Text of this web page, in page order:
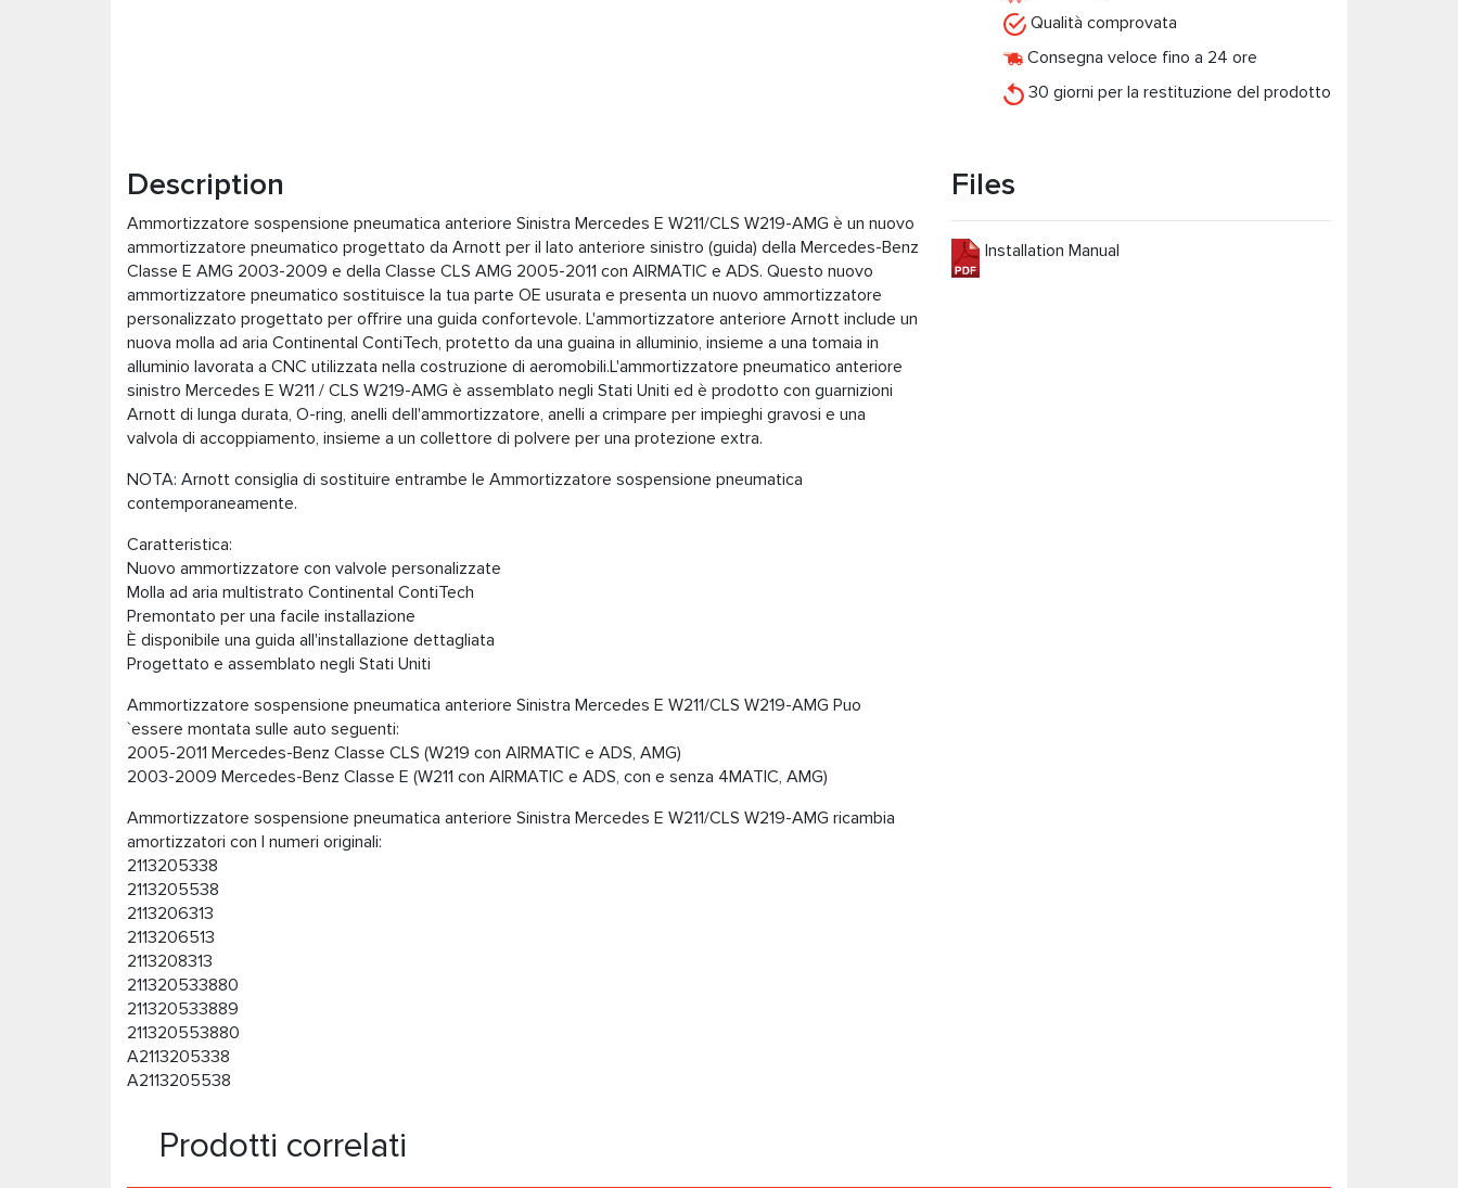
Qualità comprovata
Consegna veloce fino a 24 ore
30 giorni per la restituzione del prodotto
Description
Ammortizzatore sospensione pneumatica anteriore Sinistra Mercedes E W211/CLS W219-AMG è un nuovo
ammortizzatore pneumatico progettato da Arnott per il lato anteriore sinistro (guida) della Mercedes-Benz
Classe E AMG 2003-2009 e della Classe CLS AMG 2005-2011 con AIRMATIC e ADS. Questo nuovo
ammortizzatore pneumatico sostituisce la tua parte OE usurata e presenta un nuovo ammortizzatore
personalizzato progettato per offrire una guida confortevole. L'ammortizzatore anteriore Arnott include un
nuova molla ad aria Continental ContiTech, protetto da una guaina in alluminio, insieme a una tomaia in
alluminio lavorata a CNC utilizzata nella costruzione di aeromobili.L'ammortizzatore pneumatico anteriore
sinistro Mercedes E W211 / CLS W219-AMG è assemblato negli Stati Uniti ed è prodotto con guarnizioni
Arnott di lunga durata, O-ring, anelli dell'ammortizzatore, anelli a crimpare per impieghi gravosi e una
valvola di accoppiamento, insieme a un collettore di polvere per una protezione extra.
NOTA: Arnott consiglia di sostituire entrambe le Ammortizzatore sospensione pneumatica
contemporaneamente.
Caratteristica:
Nuovo ammortizzatore con valvole personalizzate
Molla ad aria multistrato Continental ContiTech
Premontato per una facile installazione
È disponibile una guida all'installazione dettagliata
Progettato e assemblato negli Stati Uniti
Ammortizzatore sospensione pneumatica anteriore Sinistra Mercedes E W211/CLS W219-AMG Puo
`essere montata sulle auto seguenti:
2005-2011 Mercedes-Benz Classe CLS (W219 con AIRMATIC e ADS, AMG)
2003-2009 Mercedes-Benz Classe E (W211 con AIRMATIC e ADS, con e senza 4MATIC, AMG)
Ammortizzatore sospensione pneumatica anteriore Sinistra Mercedes E W211/CLS W219-AMG ricambia
amortizzatori con I numeri originali:
2113205338
2113205538
2113206313
2113206513
2113208313
211320533880
211320533889
211320553880
A2113205338
A2113205538
Files
Installation Manual
Prodotti correlati